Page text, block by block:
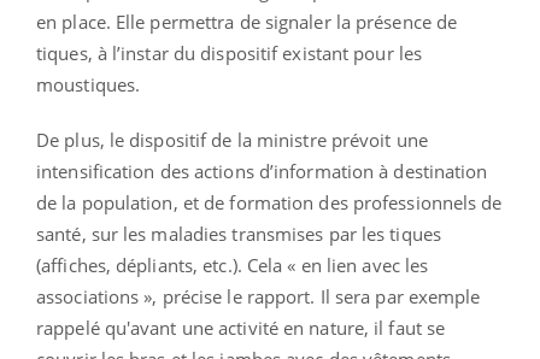
en place. Elle permettra de signaler la présence de
tiques, à l’instar du dispositif existant pour les
moustiques.
De plus, le dispositif de la ministre prévoit une
intensification des actions d’information à destination
de la population, et de formation des professionnels de
santé, sur les maladies transmises par les tiques
(affiches, dépliants, etc.). Cela « en lien avec les
associations », précise le rapport. Il sera par exemple
rappelé qu'avant une activité en nature, il faut se